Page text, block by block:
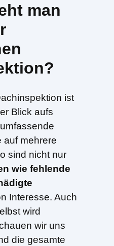
man
ist
Blick aufs
auf mehrere
sind nicht nur
wie fehlende
Interesse. Auch
wird
wir uns
die gesamte